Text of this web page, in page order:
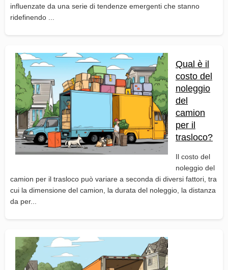
influenzate da una serie di tendenze emergenti che stanno
ridefinendo ...
Qual è il
costo del
noleggio
del
camion
per il
trasloco?
Il costo del
noleggio del
camion per il trasloco può variare a seconda di diversi fattori, tra
cui la dimensione del camion, la durata del noleggio, la distanza
da per...